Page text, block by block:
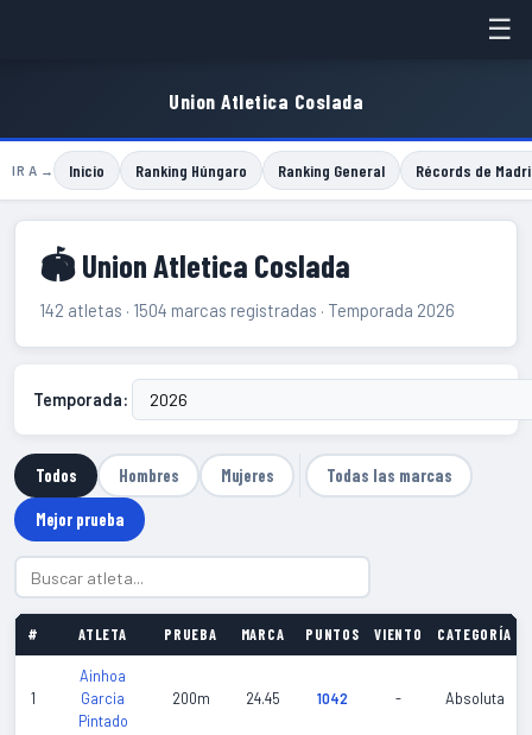
☰
Union Atletica Coslada
IR A → Inicio Ranking Húngaro Ranking General Récords de
🏟 Union Atletica Coslada
142 atletas · 1504 marcas registradas · Temporada 2026
Temporada:
Todos Hombres Mujeres Todas las marcas
Mejor prueba
# ATLETA PRUEBA MARCA PUNTOS VIENTO CATEGORÍA
1
Ainhoa
Garcia
Pintado
200m 24.45 1042 - Absoluta